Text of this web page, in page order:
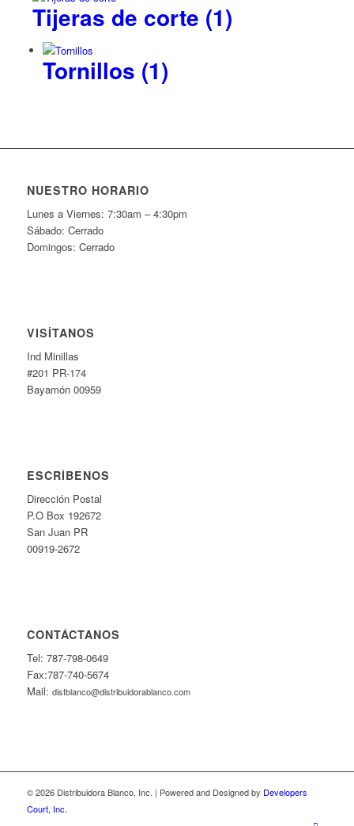
Tijeras de corte (1)
Tornillos (1)
NUESTRO HORARIO
Lunes a Viernes: 7:30am – 4:30pm
Sábado: Cerrado
Domingos: Cerrado
VISÍTANOS
Ind Minillas
#201 PR-174
Bayamón 00959
ESCRÍBENOS
Dirección Postal
P.O Box 192672
San Juan PR
00919-2672
CONTÁCTANOS
Tel: 787-798-0649
Fax:787-740-5674
Mail: distblanco@distribuidorablanco.com
© 2026 Distribuidora Blanco, Inc. | Powered and Designed by Developers
Court, Inc.